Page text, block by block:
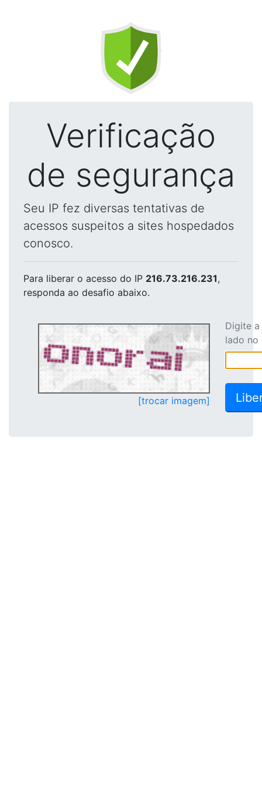
Verificação
de segurança
Seu IP fez diversas tentativas de
acessos suspeitos a sites hospedados
conosco.
Para liberar o acesso do IP 216.73.216.231,
responda ao desafio abaixo.
[trocar imagem]
Digite
lado no